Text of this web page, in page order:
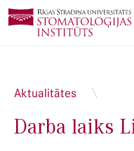
Aktualitātes
Darba laiks